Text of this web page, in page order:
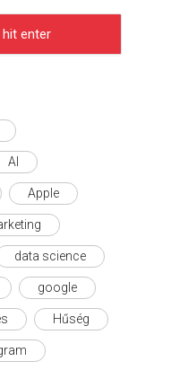
AI
Apple
data science
google
Hűség